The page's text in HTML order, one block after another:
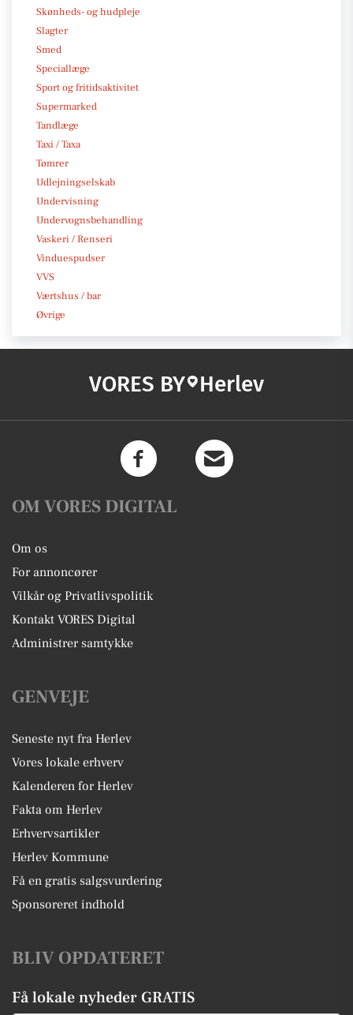
Skønheds- og hudpleje
Slagter
Smed
Speciallæge
Sport og fritidsaktivitet
Supermarked
Tandlæge
Taxi / Taxa
Tømrer
Udlejningselskab
Undervisning
Undervognsbehandling
Vaskeri / Renseri
Vinduespudser
VVS
Værtshus / bar
Øvrige
VORES BY Herlev
OM VORES DIGITAL
Om os
For annoncører
Vilkår og Privatlivspolitik
Kontakt VORES Digital
Administrer samtykke
GENVEJE
Seneste nyt fra Herlev
Vores lokale erhverv
Kalenderen for Herlev
Fakta om Herlev
Erhvervsartikler
Herlev Kommune
Få en gratis salgsvurdering
Sponsoreret indhold
BLIV OPDATERET
Få lokale nyheder GRATIS